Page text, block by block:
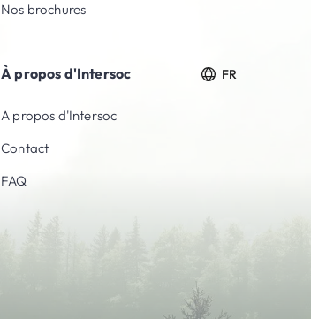
Nos brochures
À propos d'Intersoc
A propos d'Intersoc
Contact
FAQ
FR